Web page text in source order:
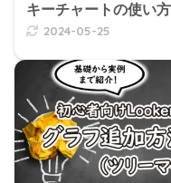
キーチャートの使い方
2024-05-25